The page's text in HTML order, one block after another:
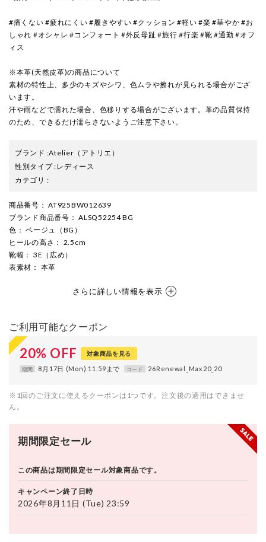
#痛くない #疲れにくい #履きやすい #クッション #軽い #楽 #華やか #お
しゃれ #オシャレ #コンフォート #外反母趾 #旅行 #行楽 #靴 #通勤 #オフ
ィス
※本革(天然皮革)の商品について
素材の特性上、多少のキズやシワ、色ムラや擦れが見られる場合がござ
います。
汗や雨などで濡れた場合、色移りする場合がございます。革の品質保持
のため、できるだけ濡らさないようご注意下さい。
ブランド :Atelier （アトリエ）
性別タイプ:レディース
カテゴリ :
商品番号 ： AT925BW012639
ブランド商品番号 ： ALSQ52254 BG
色 ： ベージュ（BG）
ヒールの高さ ： 2.5cm
靴幅 ： 3E（広め）
表素材 ： 本革
さらに詳しい情報を表示
ご利用可能なクーポン
20% OFF 対象商品を見る
期間 8月17日 (Mon) 11:59まで コード 26Renewal_Max20_20
※1回のご注文に使えるクーポンは1つです。注文後の適用はできませ
ん。
期間限定セール
この商品は期間限定セール対象商品です。
キャンペーン終了日時
2026年8月11日 (Tue) 23:59